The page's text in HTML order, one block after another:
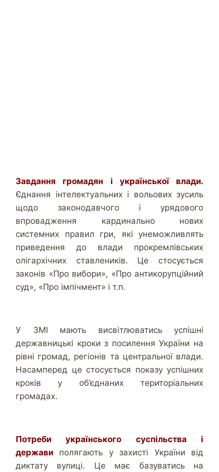
Завдання громадян і української влади.
Єднання інтелектуальних і вольових зусиль
щодо законодавчого і урядового
впровадження кардинально нових
системних правил гри, які унеможливлять
приведення до влади прокремлівських
олігархічних ставлеників. Це стосується
законів «Про вибори», «Про антикорупційний
суд», «Про імпічмент» і т.п.
У ЗМІ мають висвітлюватись успішні
державницькі кроки з посилення України на
рівні громад, регіонів та центральної влади.
Насамперед це стосується показу успішних
кроків у об’єднаних територіальних
громадах.
Потреби українського суспільства і
держави полягають у захисті України від
диктату вулиці. Це має базуватись на